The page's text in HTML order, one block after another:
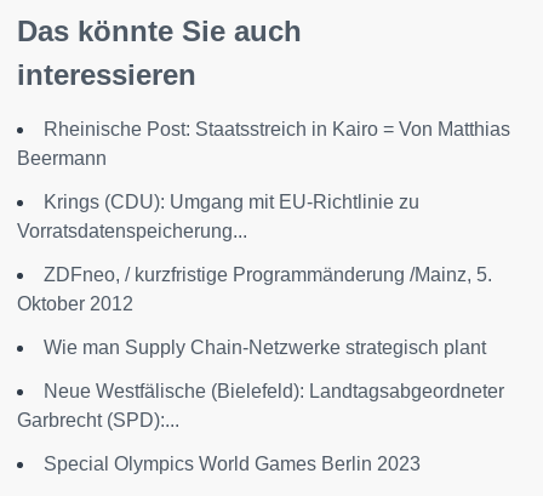
Das könnte Sie auch
interessieren
Rheinische Post: Staatsstreich in Kairo = Von Matthias
Beermann
Krings (CDU): Umgang mit EU-Richtlinie zu
Vorratsdatenspeicherung...
ZDFneo, / kurzfristige Programmänderung /Mainz, 5.
Oktober 2012
Wie man Supply Chain-Netzwerke strategisch plant
Neue Westfälische (Bielefeld): Landtagsabgeordneter
Garbrecht (SPD):...
Special Olympics World Games Berlin 2023